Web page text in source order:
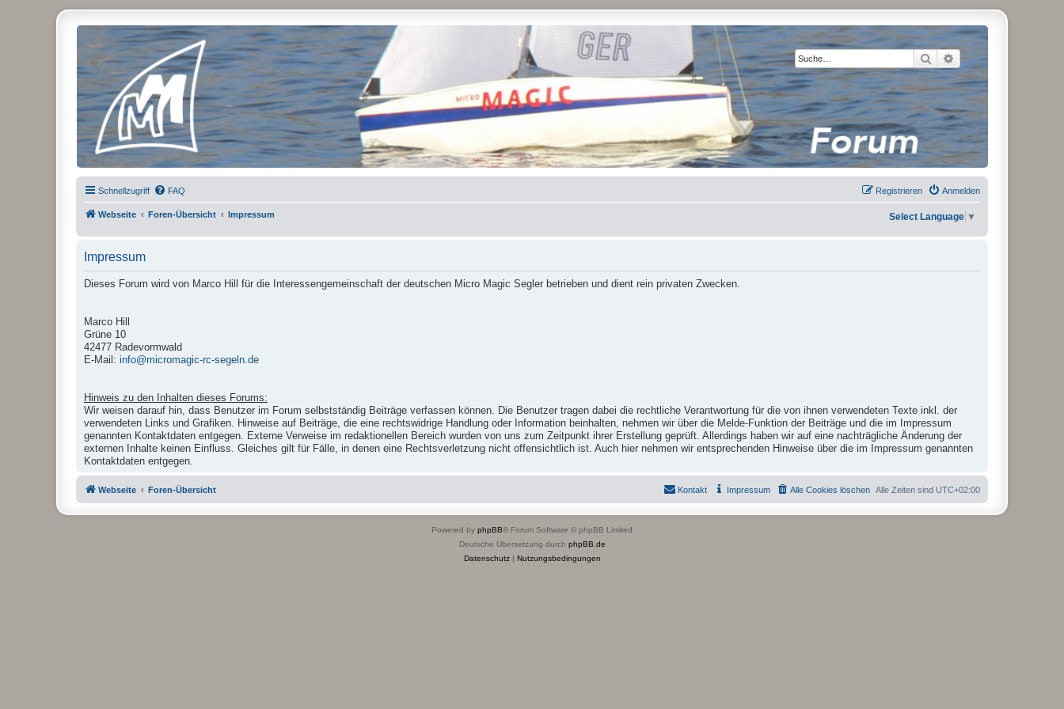
Suche Erweiterte Suche
Micro Magic Forum Deutschland
Schnellzugriff FAQ Anmelden
Registrieren
Webseite Foren-Übersicht Impressum Select Language ▼
Impressum
Dieses Forum wird von Marco Hill für die Interessengemeinschaft der deutschen Micro Magic Segler betrieben und dient rein privaten Zwecken.
Marco Hill
Grüne 10
42477 Radevormwald
E-Mail: info@micromagic-rc-segeln.de
Hinweis zu den Inhalten dieses Forums:
Wir weisen darauf hin, dass Benutzer im Forum selbstständig Beiträge verfassen können. Die Benutzer tragen dabei die rechtliche Verantwortung für die von ihnen verwendeten Texte inkl. der
verwendeten Links und Grafiken. Hinweise auf Beiträge, die eine rechtswidrige Handlung oder Information beinhalten, nehmen wir über die Melde-Funktion der Beiträge und die im Impressum
genannten Kontaktdaten entgegen. Externe Verweise im redaktionellen Bereich wurden von uns zum Zeitpunkt ihrer Erstellung geprüft. Allerdings haben wir auf eine nachträgliche Änderung der
externen Inhalte keinen Einfluss. Gleiches gilt für Fälle, in denen eine Rechtsverletzung nicht offensichtlich ist. Auch hier nehmen wir entsprechenden Hinweise über die im Impressum genannten
Kontaktdaten entgegen.
Webseite Foren-Übersicht Alle Zeiten sind UTC+02:00
Alle Cookies löschen
Impressum
Kontakt
Powered by phpBB® Forum Software © phpBB Limited
Deutsche Übersetzung durch phpBB.de
Datenschutz| Nutzungsbedingungen